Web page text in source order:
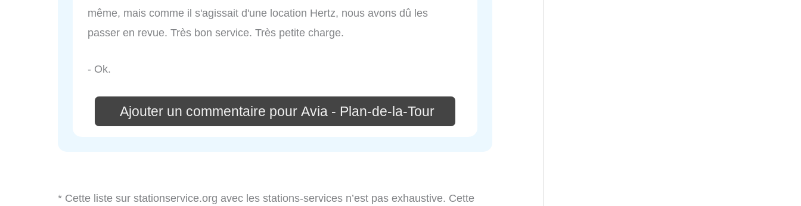
même, mais comme il s'agissait d'une location Hertz, nous avons dû les
passer en revue. Très bon service. Très petite charge.
- Ok.
Ajouter un commentaire pour Avia - Plan-de-la-Tour
* Cette liste sur stationservice.org avec les stations-services n’est pas exhaustive. Cette